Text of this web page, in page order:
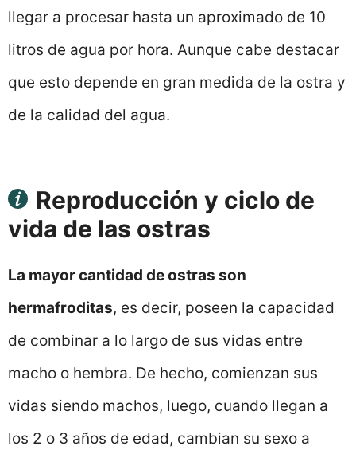
llegar a procesar hasta un aproximado de 10
litros de agua por hora. Aunque cabe destacar
que esto depende en gran medida de la ostra y
de la calidad del agua.
Reproducción y ciclo de
vida de las ostras
La mayor cantidad de ostras son
hermafroditas, es decir, poseen la capacidad
de combinar a lo largo de sus vidas entre
macho o hembra. De hecho, comienzan sus
vidas siendo machos, luego, cuando llegan a
los 2 o 3 años de edad, cambian su sexo a